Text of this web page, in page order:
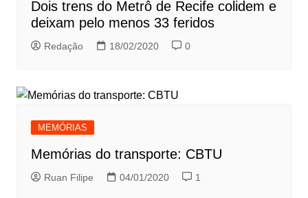
Dois trens do Metrô de Recife colidem e
deixam pelo menos 33 feridos
Redação 18/02/2020 0
MEMÓRIAS
Memórias do transporte: CBTU
Ruan Filipe 04/01/2020 1